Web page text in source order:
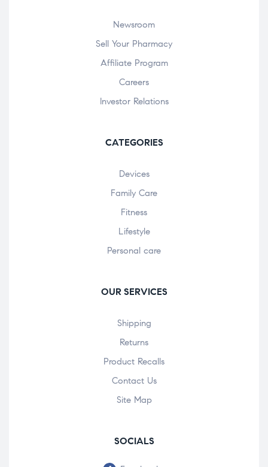
Newsroom
Sell Your Pharmacy
Affiliate Program
Careers
Investor Relations
CATEGORIES
Devices
Family Care
Fitness
Lifestyle
Personal care
OUR SERVICES
Shipping
Returns
Product Recalls
Contact Us
Site Map
SOCIALS